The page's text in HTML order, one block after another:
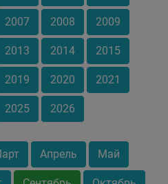
2007 2008 2009
2013 2014 2015
2019 2020 2021
2025 2026
Апрель Май